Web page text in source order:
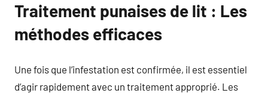
Traitement punaises de lit : Les
méthodes efficaces
Une fois que l’infestation est confirmée, il est essentiel
d’agir rapidement avec un traitement approprié. Les